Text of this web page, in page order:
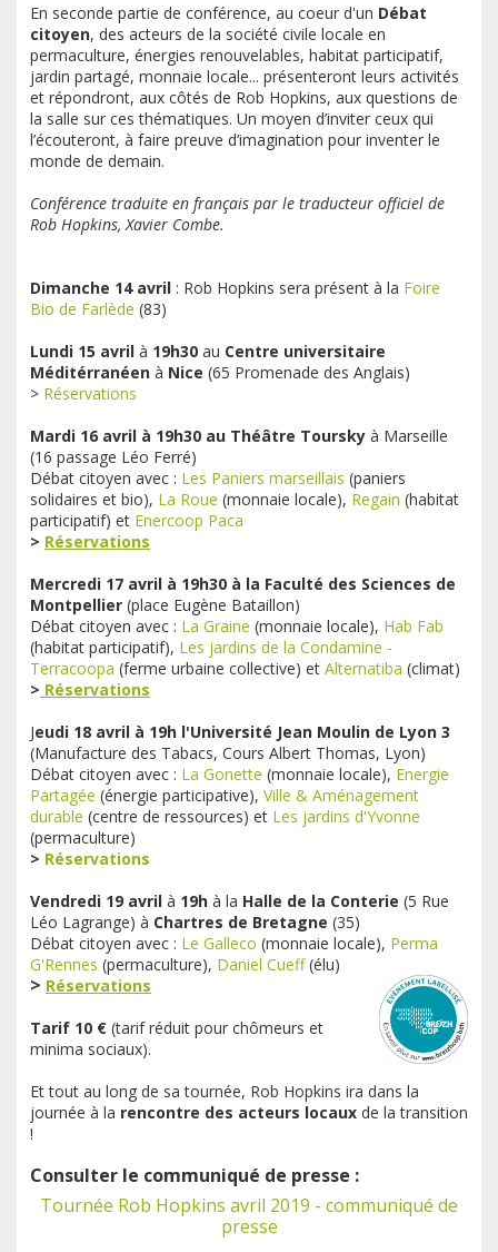
En seconde partie de conférence, au coeur d'un Débat
citoyen, des acteurs de la société civile locale en
permaculture, énergies renouvelables, habitat participatif,
jardin partagé, monnaie locale... présenteront leurs activités
et répondront, aux côtés de Rob Hopkins, aux questions de
la salle sur ces thématiques. Un moyen d’inviter ceux qui
l’écouteront, à faire preuve d’imagination pour inventer le
monde de demain.
Conférence traduite en français par le traducteur officiel de
Rob Hopkins, Xavier Combe.
Dimanche 14 avril : Rob Hopkins sera présent à la Foire
Bio de Farlède (83)
Lundi 15 avril à 19h30 au Centre universitaire
Méditérranéen à Nice (65 Promenade des Anglais)
> Réservations
Mardi 16 avril à 19h30 au Théâtre Toursky à Marseille
(16 passage Léo Ferré)
Débat citoyen avec : Les Paniers marseillais (paniers
solidaires et bio), La Roue (monnaie locale), Regain (habitat
participatif) et Enercoop Paca
> Réservations
Mercredi 17 avril à 19h30 à la Faculté des Sciences de
Montpellier (place Eugène Bataillon)
Débat citoyen avec : La Graine (monnaie locale), Hab Fab
(habitat participatif), Les jardins de la Condamine -
Terracoopa (ferme urbaine collective) et Alternatiba (climat)
> Réservations
Jeudi 18 avril à 19h l'Université Jean Moulin de Lyon 3
(Manufacture des Tabacs, Cours Albert Thomas, Lyon)
Débat citoyen avec : La Gonette (monnaie locale), Energie
Partagée (énergie participative), Ville & Aménagement
durable (centre de ressources) et Les jardins d'Yvonne
(permaculture)
> Réservations
Vendredi 19 avril à 19h à la Halle de la Conterie (5 Rue
Léo Lagrange) à Chartres de Bretagne (35)
Débat citoyen avec : Le Galleco (monnaie locale), Perma
G'Rennes (permaculture), Daniel Cueff(élu)
> Réservations
Tarif 10 € (tarif réduit pour chômeurs et
minima sociaux).
Et tout au long de sa tournée, Rob Hopkins ira dans la
journée à la rencontre des acteurs locaux de la transition
!
Consulter le communiqué de presse :
Tournée Rob Hopkins avril 2019 - communiqué de
presse